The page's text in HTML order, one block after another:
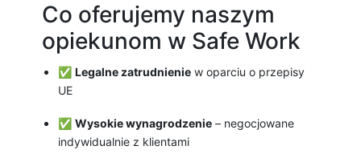
Co oferujemy naszym
opiekunom w Safe Work
✅ Legalne zatrudnienie w oparciu o przepisy
UE
✅ Wysokie wynagrodzenie – negocjowane
indywidualnie z klientami